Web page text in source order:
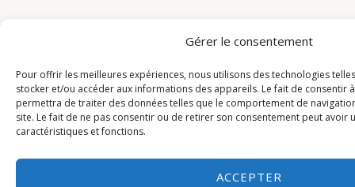
Gérer le consentement
Pour offrir les meilleures expériences, nous utilisons des technologies
stocker et/ou accéder aux informations des appareils. Le fait de consentir
permettra de traiter des données telles que le comportement de
site. Le fait de ne pas consentir ou de retirer son consentement peut avoir
caractéristiques et fonctions.
ACCEPTER